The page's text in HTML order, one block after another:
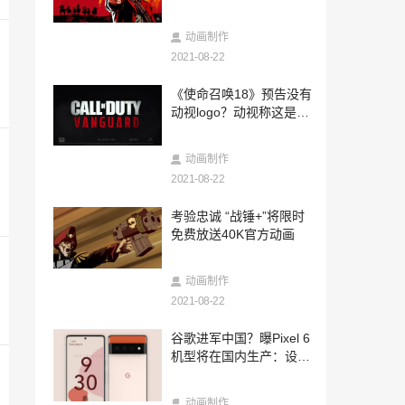
2021-08-21
SFC与MD老游戏回归 《迪士尼经典游戏
《博德之门3》趣味BUG：温柔女子一直
“照看”玩家
2021-08-21
《英雄不再3》BOSS战新实机演示 8月27
蔚来事故后理想小鹏修改辅助驾驶文案 高
级自动没了
2021-08-21
业界分析 任天堂为何不举办《马车8豪华
2021-08-21
重温经典 《暗黑破坏神2：重制版》公测
今日启动
2021-08-21
动画制作
2021-08-22
《使命召唤18》预告没有
动视logo？动视称这是创
动画制作
2021-08-22
考验忠诚 “战锤+”将限时
免费放送40K官方动画
动画制作
2021-08-22
谷歌进军中国？曝Pixel 6
机型将在国内生产：设计